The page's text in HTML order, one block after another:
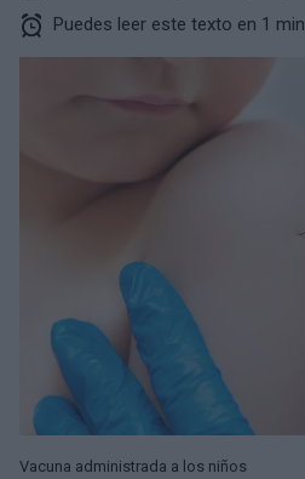
Puedes leer este texto en 1 min.
Vacuna administrada a los niños